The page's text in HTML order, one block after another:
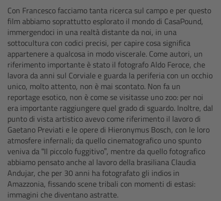
Con Francesco facciamo tanta ricerca sul campo e per questo
film abbiamo soprattutto esplorato il mondo di CasaPound,
immergendoci in una realtà distante da noi, in una
sottocultura con codici precisi, per capire cosa significa
appartenere a qualcosa in modo viscerale. Come autori, un
riferimento importante è stato il fotografo Aldo Feroce, che
lavora da anni sul Corviale e guarda la periferia con un occhio
unico, molto attento, non è mai scontato. Non fa un
reportage esotico, non è come se visitasse uno zoo: per noi
era importante raggiungere quel grado di sguardo. Inoltre, dal
punto di vista artistico avevo come riferimento il lavoro di
Gaetano Previati e le opere di Hieronymus Bosch, con le loro
atmosfere infernali; da quello cinematografico uno spunto
veniva da “Il piccolo fuggitivo”, mentre da quello fotografico
abbiamo pensato anche al lavoro della brasiliana Claudia
Andujar, che per 30 anni ha fotografato gli indios in
Amazzonia, fissando scene tribali con momenti di estasi:
immagini che diventano astratte.
Electronic Control System
Overview
Hi-5 Ecosystem
Overview
Radio Interface Adapter RIA-1
Radio Modules
ECS Sync App